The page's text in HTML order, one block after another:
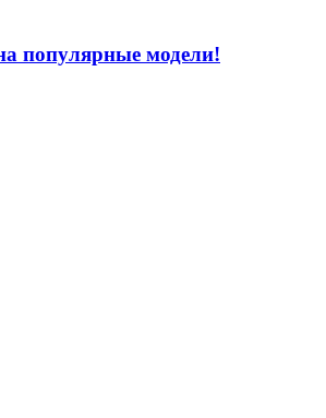
популярные модели!